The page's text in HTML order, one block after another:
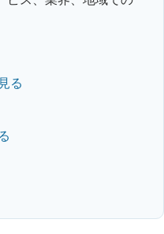
る